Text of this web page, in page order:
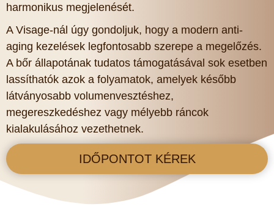
harmonikus megjelenését.
A Visage-nál úgy gondoljuk, hogy a modern anti-
aging kezelések legfontosabb szerepe a megelőzés.
A bőr állapotának tudatos támogatásával sok esetben
lassíthatók azok a folyamatok, amelyek később
látványosabb volumenvesztéshez,
megereszkedéshez vagy mélyebb ráncok
kialakulásához vezethetnek.
IDŐPONTOT KÉREK